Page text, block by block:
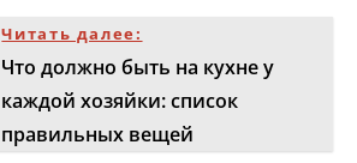
Читать далее:
Что должно быть на кухне у
каждой хозяйки: список
правильных вещей